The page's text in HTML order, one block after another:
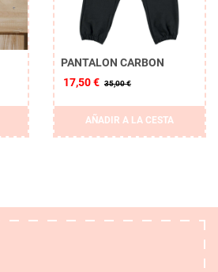
PANTALON CARBON
17,50 € 35,00 €
AÑADIR A LA CESTA